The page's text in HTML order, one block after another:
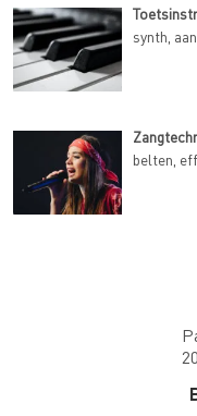
synth,
belten,